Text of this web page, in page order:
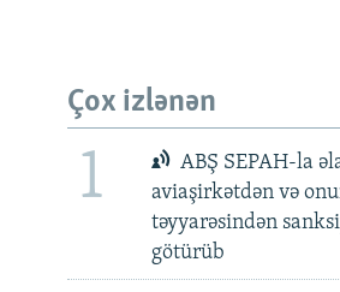
Çox izlənən
1
ABŞ SEPAH-la
aviaşirkətdən və
təyyarəsindən
götürüb